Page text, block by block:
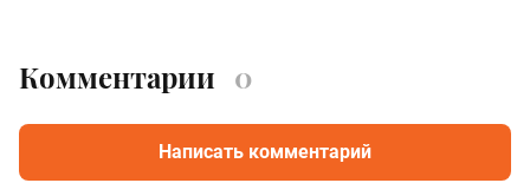
Комментарии 0
Написать комментарий